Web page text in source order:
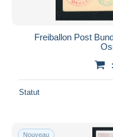
Freiballon Post
Statut
Nouveau